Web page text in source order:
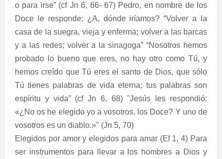
o para irse” (cf Jn 6, 66- 67) Pedro, en nombre de los
Doce le responde: ¿A, dónde iríamos? “Volver a la
casa de la suegra, vieja y enferma; volver a las barcas
y a las redes; volver a la sinagoga” “Nosotros hemos
probado lo bueno que eres, no hay otro como Tú, y
hemos creído que Tú eres el santo de Dios, que sólo
Tú tienes palabras de vida eterna; tus palabras son
espíritu y vida” (cf Jn 6, 68) "Jesús les respondió:
«¿No os he elegido yo a vosotros, los Doce? Y uno de
vosotros es un diablo.»" (Jn 5, 70)
Elegidos por amor y elegidos para amar (Ef 1, 4) Para
ser instrumentos para llevar a los hombres a Dios y